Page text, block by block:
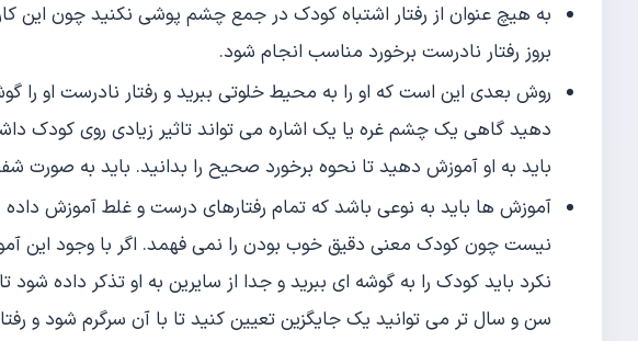
به هیچ عنوان از رفتار اشتباه کودک در جمع چشم پوشی نکنید چون این
بروز رفتار نادرست برخورد مناسب انجام شود.
روش بعدی این است که او را به محیط خلوتی ببرید و رفتار نادرست او را
دهید گاهی یک چشم غره یا یک اشاره می تواند تاثیر زیادی روی کودک
باید به او آموزش دهید تا نحوه برخورد صحیح را بدانید. باید به صورت
آموزش ها باید به نوعی باشد که تمام رفتارهای درست و غلط آموزش
نیست چون کودک معنی دقیق خوب بودن را نمی فهمد. اگر با وجود این
نکرد باید کودک را به گوشه ای ببرید و جدا از سایرین به او تذکر داده شود
سن و سال تر می توانید یک جایگزین تعیین کنید تا با آن سرگرم شود و